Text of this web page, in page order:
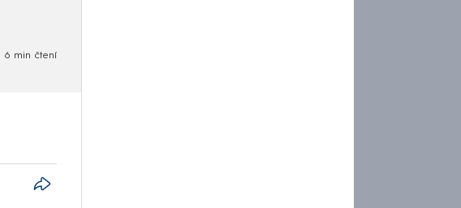
6 min čtení